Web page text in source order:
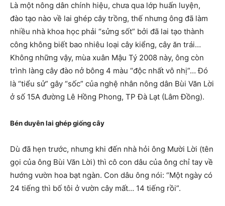
Là một nông dân chính hiệu, chưa qua lớp huấn luyện,
đào tạo nào về lai ghép cây trồng, thế nhưng ông đã làm
nhiều nhà khoa học phải “sửng sốt” bởi đã lai tạo thành
công không biết bao nhiêu loại cây kiểng, cây ăn trái…
Không những vậy, mùa xuân Mậu Tý 2008 này, ông còn
trình làng cây đào nở bông 4 màu “độc nhất vô nhị”… Đó
là “tiểu sử” gây “sốc” của nghệ nhân nông dân Bùi Văn Lời
ở số 15A đường Lê Hồng Phong, TP Đà Lạt (Lâm Đồng).
Bén duyên lai ghép giống cây
Dù đã hẹn trước, nhưng khi đến nhà hỏi ông Mười Lời (tên
gọi của ông Bùi Văn Lời) thì cô con dâu của ông chỉ tay về
hướng vườn hoa bạt ngàn. Con dâu ông nói: “Một ngày có
24 tiếng thì bố tôi ở vườn cây mất… 14 tiếng rồi”.